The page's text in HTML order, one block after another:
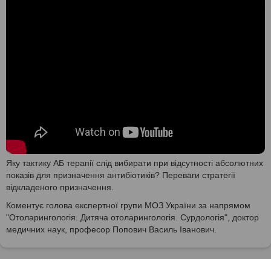
Яку тактику АБ терапії слід вибирати при відсутності абсолютних
показів для призначення антибіотиків? Переваги стратегії
відкладеного призначення.
Коментує голова експертної групи МОЗ України за напрямом
"Отоларингологія. Дитяча отоларингологія. Сурдологія", доктор
медичних наук, професор Попович Василь Іванович.